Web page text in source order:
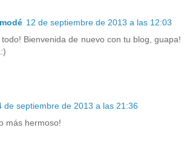
12 de septiembre de 2013 a las 12:03
Bienvenida de nuevo con tu blog, guapa!
de septiembre de 2013 a las 21:36
más hermoso!